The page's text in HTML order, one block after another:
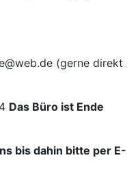
(gerne direkt
Das Büro ist Ende
dahin bitte per E-